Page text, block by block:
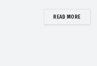
READ MOREDETAILS